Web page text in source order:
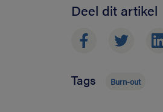
Deel dit artikel
Tags Burn-out